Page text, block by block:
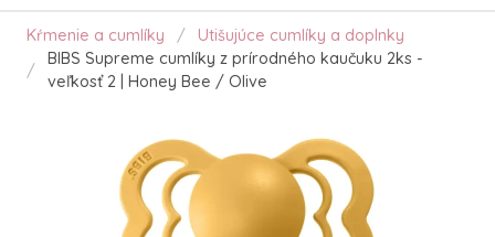
Kŕmenie a cumlíky
Utišujúce cumlíky a doplnky
BIBS Supreme cumlíky z prírodného kaučuku 2ks -
veľkosť 2 | Honey Bee / Olive